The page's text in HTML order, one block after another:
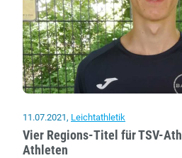
11.07.2021 , Leichtathletik
Vier Regions-Titel für TSV-
Athleten